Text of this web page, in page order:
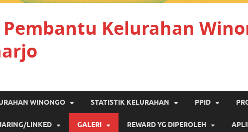
Pembantu Kelurahan
WINONGO STATISTIK KELURAHAN PPID
LINKED GALERI REWARD YG DIPEROLEH